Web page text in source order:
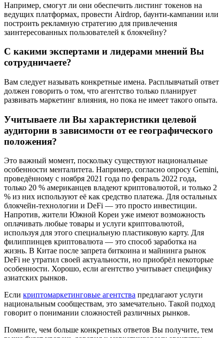
Например, смогут ли они обеспечить листинг токенов на
ведущих платформах, провести Airdrop, баунти-кампании или
построить рекламную стратегию для привлечения
заинтересованных пользователей к блокчейну?
С какими экспертами и лидерами мнений Вы
сотрудничаете?
Вам следует называть конкретные имена. Расплывчатый ответ
должен говорить о том, что агентство только планирует
развивать маркетинг влияния, но пока не имеет такого опыта.
Учитываете ли Вы характеристики целевой
аудитории в зависимости от ее географического
положения?
Это важный момент, поскольку существуют национальные
особенности менталитета. Например, согласно опросу Gemini,
проведённому с ноября 2021 года по февраль 2022 года,
только 20 % американцев владеют криптовалютой, и только 2
% из них используют её как средство платежа. Для остальных
блокчейн-технологии и DeFi — это просто инвестиции.
Напротив, жители Южной Кореи уже имеют возможность
оплачивать любые товары и услуги криптовалютой,
используя для этого специальную пластиковую карту. Для
филиппинцев криптовалюта — это способ заработка на
жизнь. В Китае после запрета биткоина и майнинга рынок
DeFi не утратил своей актуальности, но приобрёл некоторые
особенности. Хорошо, если агентство учитывает специфику
азиатских рынков.
Если криптомаркетинговые агентства предлагают услуги
национальным сообществам, это замечательно. Такой подход
говорит о понимании сложностей различных рынков.
Помните, чем больше конкретных ответов Вы получите, тем